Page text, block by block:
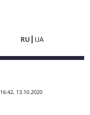
RU UA
16:42, 13.10.2020